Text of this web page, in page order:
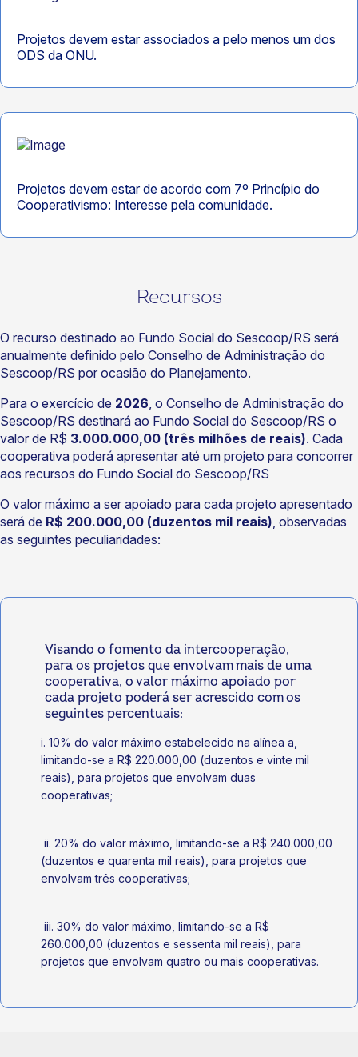
Projetos devem estar associados a pelo menos um dos
ODS da ONU.
Projetos devem estar de acordo com 7º Princípio do
Cooperativismo: Interesse pela comunidade.
Recursos
O recurso destinado ao Fundo Social do Sescoop/RS será
anualmente definido pelo Conselho de Administração do
Sescoop/RS por ocasião do Planejamento.
Para o exercício de 2026, o Conselho de Administração do
Sescoop/RS destinará ao Fundo Social do Sescoop/RS o
valor de R$ 3.000.000,00 (três milhões de reais). Cada
cooperativa poderá apresentar até um projeto para concorrer
aos recursos do Fundo Social do Sescoop/RS
O valor máximo a ser apoiado para cada projeto apresentado
será de R$ 200.000,00 (duzentos mil reais), observadas
as seguintes peculiaridades:
Visando o fomento da intercooperação,
para os projetos que envolvam mais de uma
cooperativa, o valor máximo apoiado por
cada projeto poderá ser acrescido com os
seguintes percentuais:
i. 10% do valor máximo estabelecido na alínea a,
limitando-se a R$ 220.000,00 (duzentos e vinte mil
reais), para projetos que envolvam duas
cooperativas;
ii. 20% do valor máximo, limitando-se a R$ 240.000,00
(duzentos e quarenta mil reais), para projetos que
envolvam três cooperativas;
iii. 30% do valor máximo, limitando-se a R$
260.000,00 (duzentos e sessenta mil reais), para
projetos que envolvam quatro ou mais cooperativas.